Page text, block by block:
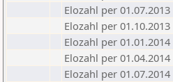
Elozahl per 01.07.2013
Elozahl per 01.10.2013
Elozahl per 01.01.2014
Elozahl per 01.04.2014
Elozahl per 01.07.2014